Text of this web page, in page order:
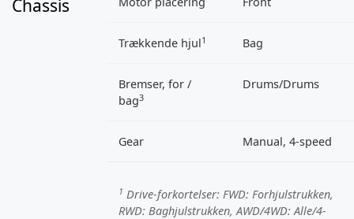
Chassis
Trækkende hjul1 Bag
Bremser, for /
bag3
Drums/Drums
Gear Manual, 4-speed
1 Drive-forkortelser: FWD: Forhjulstrukken,
RWD: Baghjulstrukken,AWD/4WD: Alle/4-